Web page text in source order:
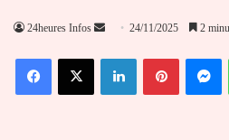
24heures Infos
Envoyer
courriel
24/11/2025 2
FacebookX LinkedinPinterest